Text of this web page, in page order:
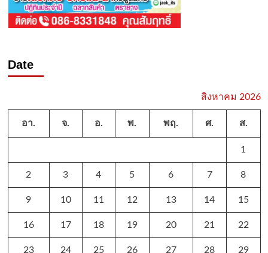
Date
สิงหาคม 2026
อา. จ. อ. พ. พฤ. ศ. ส.
1
2 3 4 5 6 7 8
9 10 11 12 13 14 15
16 17 18 19 20 21 22
23 24 25 26 27 28 29